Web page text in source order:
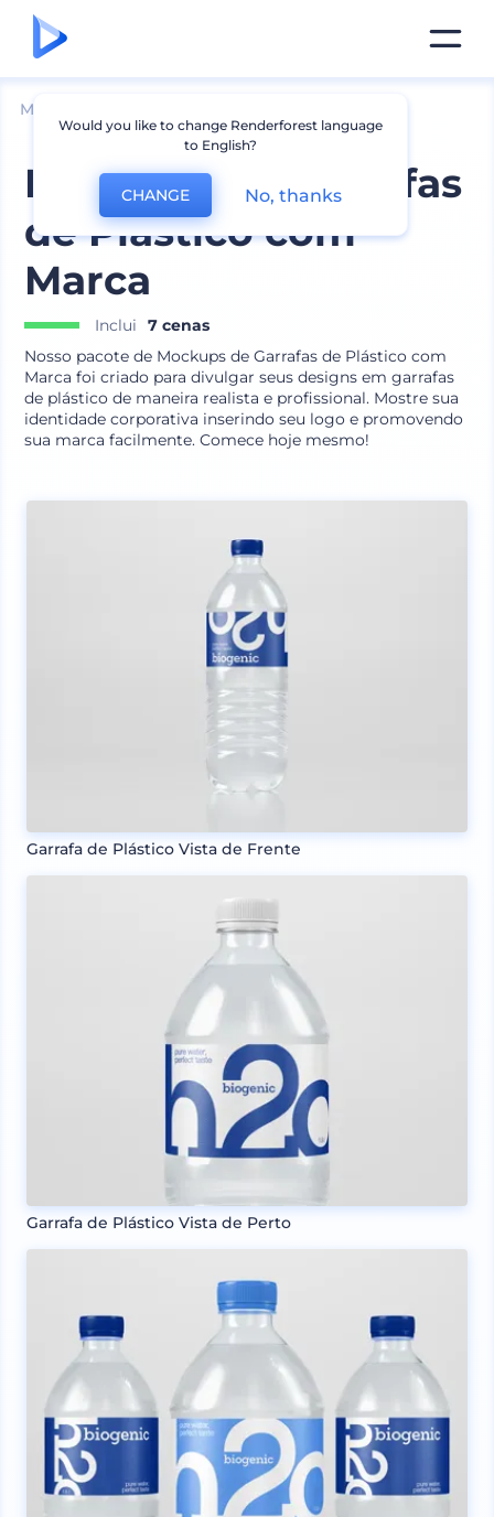
Mockups
Mockups de Garrafas
de Plástico com
Marca
Inclui
7 cenas
Nosso pacote de Mockups de Garrafas de Plástico com
Marca foi criado para divulgar seus designs em garrafas
de plástico de maneira realista e profissional. Mostre sua
identidade corporativa inserindo seu logo e promovendo
sua marca facilmente. Comece hoje mesmo!
Garrafa de Plástico Vista de Frente
Garrafa de Plástico Vista de Perto
Would you like to change Renderforest language
to English?
CHANGE No, thanks